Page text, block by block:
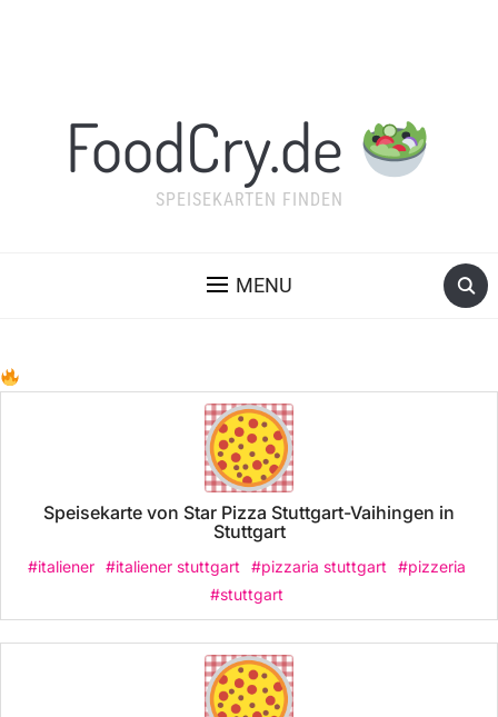
FoodCry.de
SPEISEKARTEN FINDEN
MENU
Speisekarte von Star Pizza Stuttgart-Vaihingen in
Stuttgart
#italiener #italiener stuttgart #pizzaria stuttgart
#pizzeria
#stuttgart